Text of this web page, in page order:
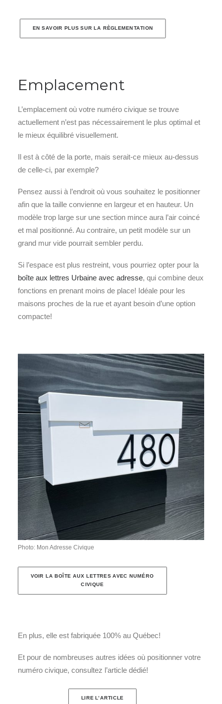
EN SAVOIR PLUS SUR LA RÈGLEMENTATION
Emplacement
L’emplacement où votre numéro civique se trouve
actuellement n’est pas nécessairement le plus optimal et
le mieux équilibré visuellement.
Il est à côté de la porte, mais serait-ce mieux au-dessus
de celle-ci, par exemple?
Pensez aussi à l’endroit où vous souhaitez le positionner
afin que la taille convienne en largeur et en hauteur. Un
modèle trop large sur une section mince aura l’air coincé
et mal positionné. Au contraire, un petit modèle sur un
grand mur vide pourrait sembler perdu.
Si l’espace est plus restreint, vous pourriez opter pour la
boîte aux lettres Urbaine avec adresse, qui combine deux
fonctions en prenant moins de place! Idéale pour les
maisons proches de la rue et ayant besoin d’une option
compacte!
Photo: Mon Adresse Civique
VOIR LA BOÎTE AUX LETTRES AVEC NUMÉRO
CIVIQUE
En plus, elle est fabriquée 100% au Québec!
Et pour de nombreuses autres idées où positionner votre
numéro civique, consultez l’article dédié!
LIRE L’ARTICLE